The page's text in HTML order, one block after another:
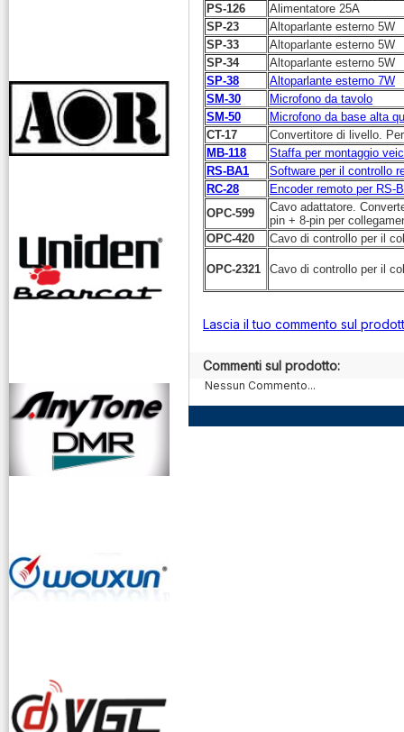
PS-126
Alimentatore 25A
SP-23
Altoparlante esterno 5W
SP-33
Altoparlante esterno 5W
SP-34
Altoparlante esterno 5W
SP-38
Altoparlante esterno 7W
SM-30
Microfono da tavolo
SM-50
Microfono da base alta
CT-17
Convertitore di livello.
MB-118
Staffa per montaggio
RS-BA1
Software per il controllo
RC-28
Encoder remoto per RS-
OPC-599
Cavo adattatore.
pin + 8-pin per
OPC-420
Cavo di controllo per il
OPC-2321 Cavo di controllo per il
Lascia il tuo commento sul
Commenti sul prodotto:
Nessun Commento...